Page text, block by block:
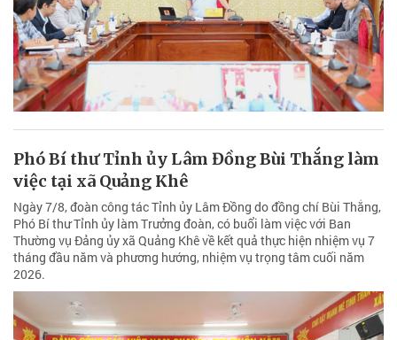
Phó Bí thư Tỉnh ủy Lâm Đồng Bùi Thắng làm
việc tại xã Quảng Khê
Ngày 7/8, đoàn công tác Tỉnh ủy Lâm Đồng do đồng chí Bùi Thắng,
Phó Bí thư Tỉnh ủy làm Trưởng đoàn, có buổi làm việc với Ban
Thường vụ Đảng ủy xã Quảng Khê về kết quả thực hiện nhiệm vụ 7
tháng đầu năm và phương hướng, nhiệm vụ trọng tâm cuối năm
2026.